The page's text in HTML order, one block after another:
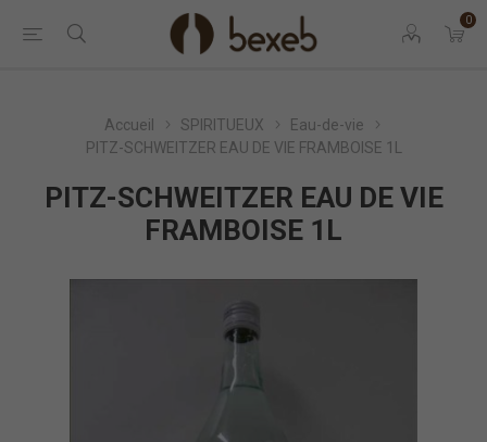
0
Accueil SPIRITUEUX
Eau-de-vie
PITZ-SCHWEITZER EAU DE VIE FRAMBOISE 1L
PITZ-SCHWEITZER EAU DE VIE
FRAMBOISE 1L